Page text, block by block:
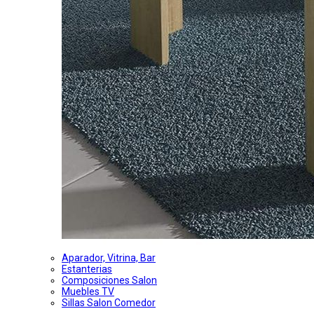
Aparador, Vitrina, Bar
Estanterias
Composiciones Salon
Muebles TV
Sillas Salon Comedor